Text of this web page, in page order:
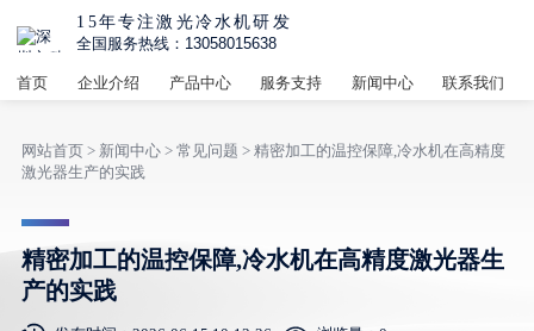
15年专注激光冷水机研发
全国服务热线：13058015638
首页 企业介绍 产品中心 服务支持 新闻中心 联系我们
网站首页> 新闻中心> 常见问题 > 精密加工的温控保障,冷水机在高精度
激光器生产的实践
精密加工的温控保障,冷水机在高精度激光器生
产的实践